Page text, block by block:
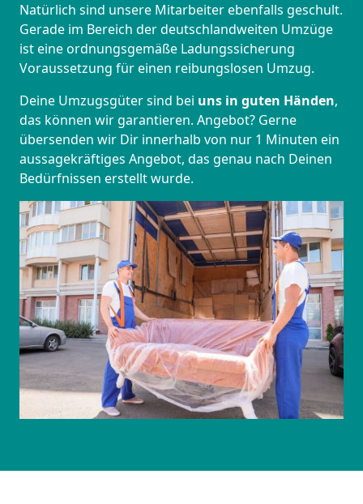
Natürlich sind unsere Mitarbeiter ebenfalls geschult.
Gerade im Bereich der deutschlandweiten Umzüge
ist eine ordnungsgemäße Ladungssicherung
Voraussetzung für einen reibungslosen Umzug.
Deine Umzugsgüter sind bei uns in guten Händen,
das können wir garantieren. Angebot? Gerne
übersenden wir Dir innerhalb von nur 1 Minuten ein
aussagekräftiges Angebot, das genau nach Deinen
Bedürfnissen erstellt wurde.